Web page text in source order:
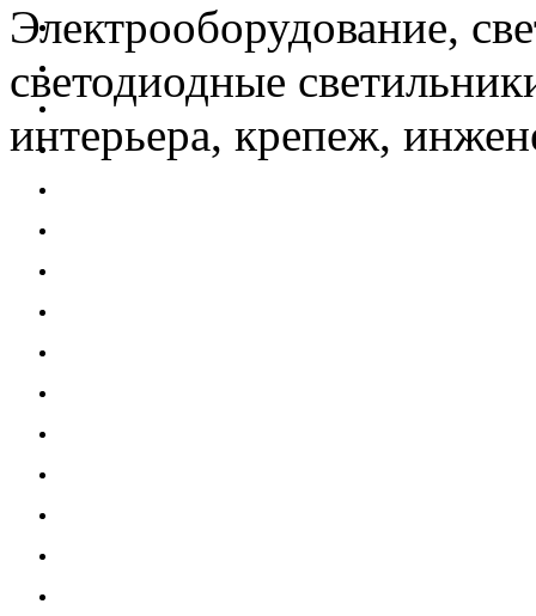
Электрооборудование,
светодиодные
интерьера, крепеж,